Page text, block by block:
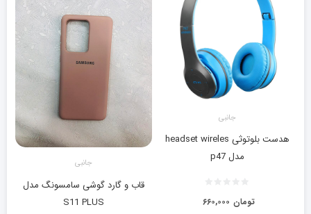
جانبی
هدست بلوتوثی headset wireles
مدل p47
۶۶۰,۰۰۰ تومان
جانبی
قاب و گارد گوشی سامسونگ مدل
S11 PLUS